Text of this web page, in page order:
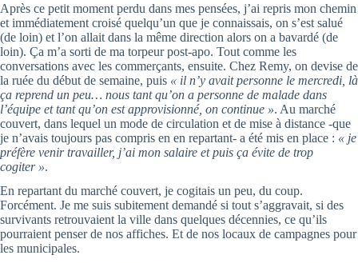
Après ce petit moment perdu dans mes pensées, j’ai repris mon chemin
et immédiatement croisé quelqu’un que je connaissais, on s’est salué
(de loin) et l’on allait dans la même direction alors on a bavardé (de
loin). Ça m’a sorti de ma torpeur post-apo. Tout comme les
conversations avec les commerçants, ensuite. Chez Remy, on devise de
la ruée du début de semaine, puis « il n’y avait personne le mercredi, là
ça reprend un peu… nous tant qu’on a personne de malade dans
l’équipe et tant qu’on est approvisionné, on continue ». Au marché
couvert, dans lequel un mode de circulation et de mise à distance -que
je n’avais toujours pas compris en en repartant- a été mis en place : « je
préfère venir travailler, j’ai mon salaire et puis ça évite de trop
cogiter ».
En repartant du marché couvert, je cogitais un peu, du coup.
Forcément. Je me suis subitement demandé si tout s’aggravait, si des
survivants retrouvaient la ville dans quelques décennies, ce qu’ils
pourraient penser de nos affiches. Et de nos locaux de campagnes pour
les municipales.